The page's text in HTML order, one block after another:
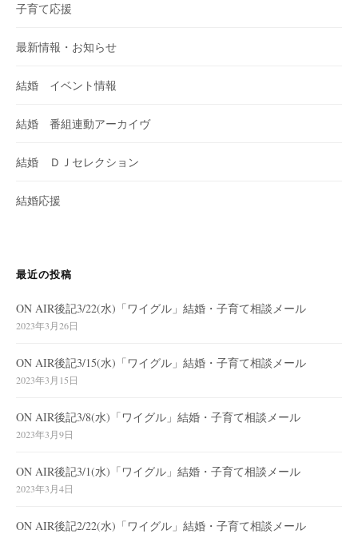
子育て応援
最新情報・お知らせ
結婚 イベント情報
結婚 番組連動アーカイヴ
結婚 ＤＪセレクション
結婚応援
最近の投稿
ON AIR後記3/22(水)「ワイグル」結婚・子育て相談メール
2023年3月26日
ON AIR後記3/15(水)「ワイグル」結婚・子育て相談メール
2023年3月15日
ON AIR後記3/8(水)「ワイグル」結婚・子育て相談メール
2023年3月9日
ON AIR後記3/1(水)「ワイグル」結婚・子育て相談メール
2023年3月4日
ON AIR後記2/22(水)「ワイグル」結婚・子育て相談メール